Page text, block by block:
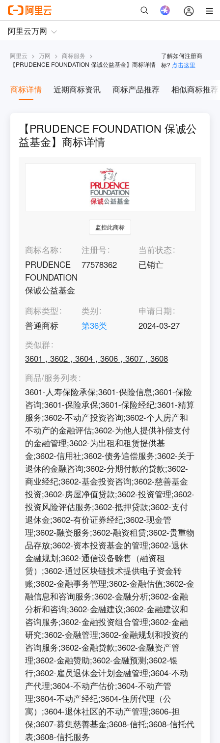
阿里云 > 万网 > 商标服务 >
【PRUDENCE FOUNDATION 保诚公益基金】商标详情
了解如何注册商
标? 点击这里
商标详情 近期商标资讯 商标产品推荐 相似商标推荐
【PRUDENCE FOUNDATION 保诚公
益基金】商标详情
监控此商标
商标名称
PRUDENCE
FOUNDATION
保诚公益基金
注册号
77578362
当前状态
已销亡
商标类型
普通商标
类别
第36类
申请日期
2024-03-27
类似群
3601 ,3602 ,3604 ,3606 ,3607 ,3608
商品/服务列表
3601-人寿保险承保;3601-保险信息;3601-保险
咨询;3601-保险承保;3601-保险经纪;3601-精算
服务;3602-不动产投资咨询;3602-个人房产和
不动产的金融评估;3602-为他人提供补偿支付
的金融管理;3602-为出租和租赁提供基
金;3602-信用社;3602-债务追偿服务;3602-关于
退休的金融咨询;3602-分期付款的贷款;3602-
商业经纪;3602-基金投资咨询;3602-慈善基金
投资;3602-房屋净值贷款;3602-投资管理;3602-
投资风险评估服务;3602-抵押贷款;3602-支付
退休金;3602-有价证券经纪;3602-现金管
理;3602-融资服务;3602-融资租赁;3602-贵重物
品存放;3602-资本投资基金的管理;3602-退休
金融规划;3602-通信设备赊售（融资租
赁）;3602-通过区块链技术提供电子资金转
账;3602-金融事务管理;3602-金融估值;3602-金
融信息和咨询服务;3602-金融分析;3602-金融
分析和咨询;3602-金融建议;3602-金融建议和
咨询服务;3602-金融投资组合管理;3602-金融
研究;3602-金融管理;3602-金融规划和投资的
咨询服务;3602-金融贷款;3602-金融资产管
理;3602-金融赞助;3602-金融预测;3602-银
行;3602-雇员退休金计划金融管理;3604-不动
产代理;3604-不动产估价;3604-不动产管
理;3604-不动产经纪;3604-住所代理（公
寓）;3604-退休社区的不动产管理;3606-担
保;3607-募集慈善基金;3608-信托;3608-信托代
表;3608-信托服务